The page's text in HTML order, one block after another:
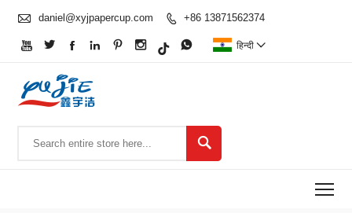
 daniel@xyjpapercup.com  +86 13871562374
       हिन्दी 
